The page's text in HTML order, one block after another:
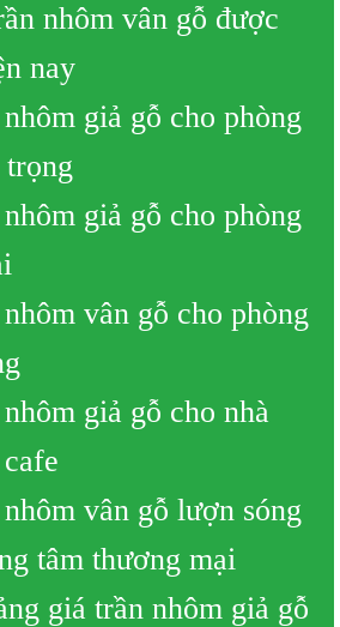
nhôm vân gỗ được
nay
giả gỗ cho phòng
trọng
giả gỗ cho phòng
vân gỗ cho phòng
giả gỗ cho nhà
vân gỗ lượn sóng
tâm thương mại
giá trần nhôm giả gỗ